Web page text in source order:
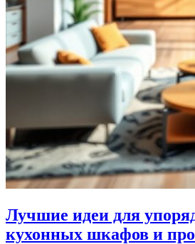
Лучшие идеи для
кухонных шкафов и